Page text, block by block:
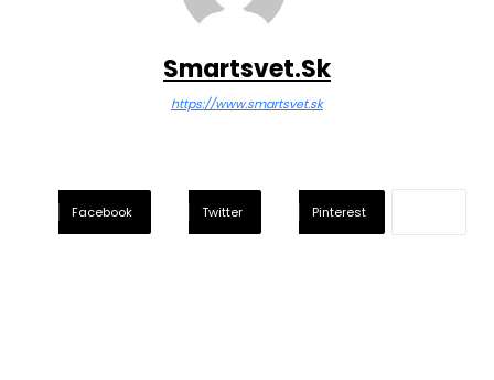
Smartsvet.sk
https://www.smartsvet.sk
Facebook Twitter Pinterest